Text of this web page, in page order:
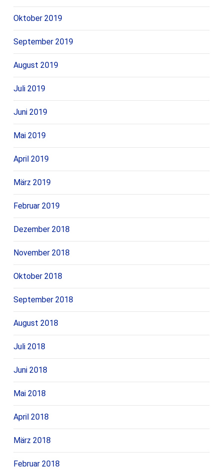
Oktober 2019
September 2019
August 2019
Juli 2019
Juni 2019
Mai 2019
April 2019
März 2019
Februar 2019
Dezember 2018
November 2018
Oktober 2018
September 2018
August 2018
Juli 2018
Juni 2018
Mai 2018
April 2018
März 2018
Februar 2018